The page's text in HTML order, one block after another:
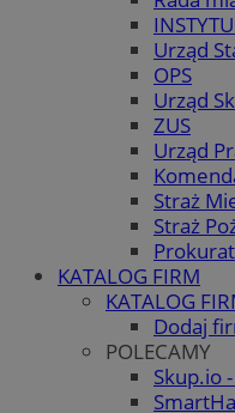
Urząd
OPS
Urząd
ZUS
Urząd
Straż
Straż
KATALOG FIRM
KATALOG
Dodaj
POLECAMY
Skup.io